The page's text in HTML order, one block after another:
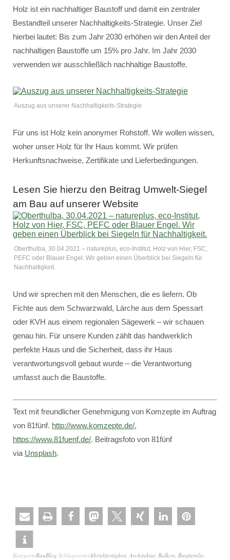
Holz ist ein nachhaltiger Baustoff und damit ein zentraler
Bestandteil unserer Nachhaltigkeits-Strategie. Unser Ziel
hierbei lautet: Bis zum Jahr 2030 erhöhen wir den Anteil der
nachhaltigen Baustoffe um 15% pro Jahr. Im Jahr 2030
verwenden wir ausschließlich nachhaltige Baustoffe.
Auszug aus unserer Nachhaltigkeits-Strategie
Für uns ist Holz kein anonymer Rohstoff. Wir wollen wissen,
woher unser Holz für Ihr Haus kommt. Wir prüfen
Herkunftsnachweise, Zertifikate und Lieferbedingungen.
Lesen Sie hierzu den Beitrag Umwelt-Siegel
am Bau auf unserer Website
Oberthulba, 30.04.2021 – natureplus, eco-Institut, Holz von Hier, FSC,
PEFC oder Blauer Engel. Wir geben einen Überblick bei Siegeln für
Nachhaltigkeit.
Und wir sprechen mit den Menschen, die es liefern. Ob
Fichte aus dem Schwarzwald, Lärche aus dem Spessart
oder KVH aus einem regionalen Sägewerk – wir schauen
genau hin. Für unsere Kunden zählt das handwerklich
perfekte Haus und die Sicherheit, dass ihr Haus
verantwortungsvoll gebaut wurde – die Verantwortung
umfasst auch die Baustoffe.
Text mit freundlicher Genehmigung von Komzepte im Auftrag
von 81fünf. http://www.komzepte.de/,
https://www.81fuenf.de/. Beitragsfoto von 81fünf
via Unsplash.
KategorieBauBlog SchlagwörterAbriebfestigkeit, Architektur, Balkon, Baufamilie,